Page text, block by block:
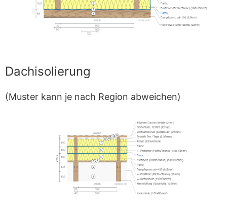
Dachisolierung
(Muster kann je nach Region abweichen)